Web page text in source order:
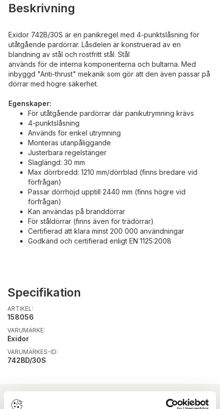
Beskrivning
Exidor 742B/30S är en panikregel med 4-punktslåsning för
utåtgående pardörrar. Låsdelen är konstruerad av en
blandning av stål och rostfritt stål. Stål
används för de interna komponenterna och bultarna. Med
inbyggd "Anti-thrust" mekanik som gör att den även passar på
dörrar med högre säkerhet.
Egenskaper:
För utåtgående pardörrar där panikutrymning krävs
4-punktslåsning
Används för enkel utrymning
Monteras utanpåliggande
Justerbara regelstänger
Slaglängd: 30 mm
Max dörrbredd: 1210 mm/dörrblad (finns bredare vid
förfrågan)
Passar dörrhöjd upptill 2440 mm (finns högre vid
förfrågan)
Kan användas på branddörrar
För ståldörrar (finns även för trädörrar)
Certifierad att klara minst 200 000 användningar
Godkänd och certifierad enligt EN 1125:2008
Specifikation
ARTIKEL:
158056
VARUMÄRKE:
Exidor
VARUMÄRKES-ID:
742BD/30S